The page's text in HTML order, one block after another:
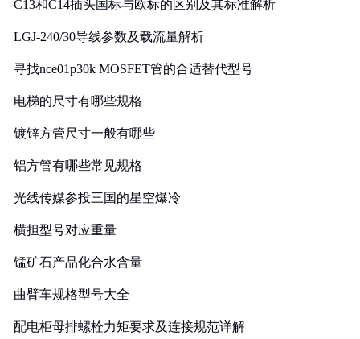
C13和C14插头国标与欧标的区别及其标准解析
LGJ-240/30导线参数及载流量解析
寻找nce01p30k MOSFET管的合适替代型号
电梯的尺寸有哪些规格
镀锌方管尺寸一般有哪些
铝方管有哪些常见规格
光线传媒参投三国的星空爆冷
横担型号对应重量
锰矿石产品化合水含量
曲臂车规格型号大全
配电柜母排螺栓力矩要求及连接规范详解